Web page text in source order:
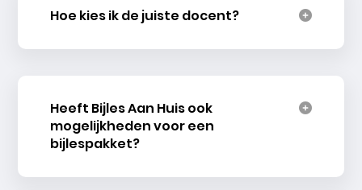
Hoe kies ik de juiste docent?
Heeft Bijles Aan Huis ook
mogelijkheden voor een
bijlespakket?